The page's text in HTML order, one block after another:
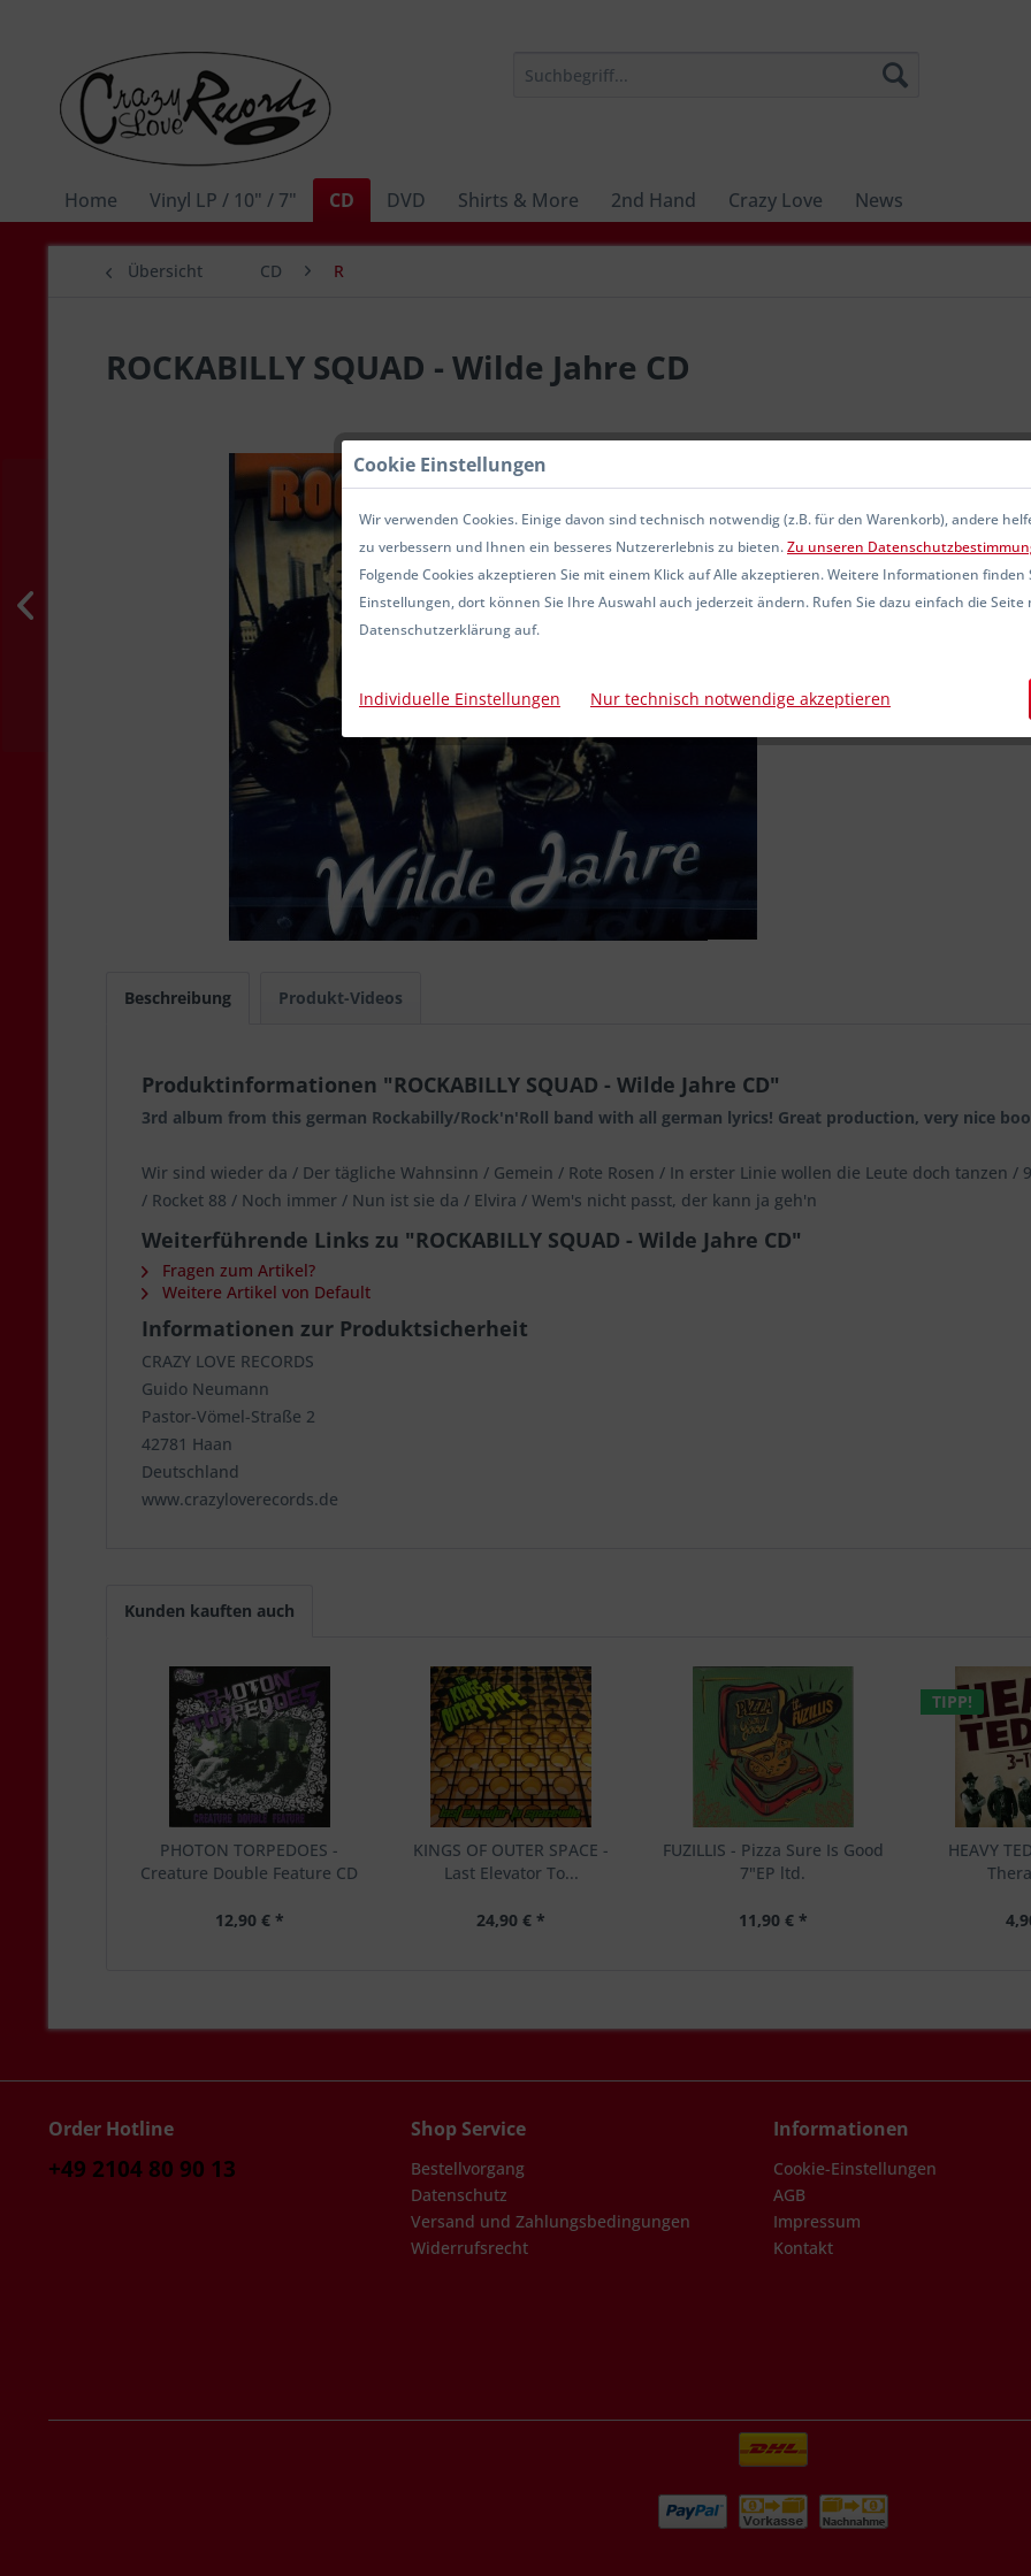
Home Vinyl LP / 10" / 7" CD DVD Shirts & More 2nd Hand Crazy Love News
Übersicht CD R
ROCKABILLY SQUAD - Wilde Jahre CD
Sofort
Beschreibung Produkt-Videos
Produktinformationen "ROCKABILLY SQUAD - Wilde Jahre CD"
3rd album from this german Rockabilly/Rock'n'Roll band with all german lyrics! Great production, very nice
Wir sind wieder da / Der tägliche Wahnsinn / Gemein / Rote Rosen / In erster Linie wollen die Leute doch tanzen /
/ Rocket 88 / Noch immer / Nun ist sie da / Elvira / Wem's nicht passt, der kann ja geh'n
Weiterführende Links zu "ROCKABILLY SQUAD - Wilde Jahre CD"
Fragen zum Artikel?
Weitere Artikel von Default
Informationen zur Produktsicherheit
CRAZY LOVE RECORDS
Guido Neumann
Pastor-Vömel-Straße 2
42781 Haan
Deutschland
www.crazyloverecords.de
Kunden kauften auch
PHOTON TORPEDOES -
Creature Double Feature CD
12,90 € *
KINGS OF OUTER SPACE -
Last Elevator To...
24,90 € *
FUZILLIS - Pizza Sure Is Good
7"EP ltd.
11,90 € *
TIPP!
HEAVY
Order Hotline
+49 2104 80 90 13
Shop Service
Bestellvorgang
Datenschutz
Versand und Zahlungsbedingungen
Widerrufsrecht
Informationen
Cookie-Einstellungen
AGB
Impressum
Kontakt
Cookie Einstellungen
Wir verwenden Cookies. Einige davon sind technisch notwendig (z.B. für den Warenkorb), andere
zu verbessern und Ihnen ein besseres Nutzererlebnis zu bieten.Zu unseren
Folgende Cookies akzeptieren Sie mit einem Klick auf Alle akzeptieren. Weitere Informationen finden
Einstellungen, dort können Sie Ihre Auswahl auch jederzeit ändern. Rufen Sie dazu einfach die Seite
Datenschutzerklärung auf.
Individuelle Einstellungen Nur technisch notwendige akzeptieren